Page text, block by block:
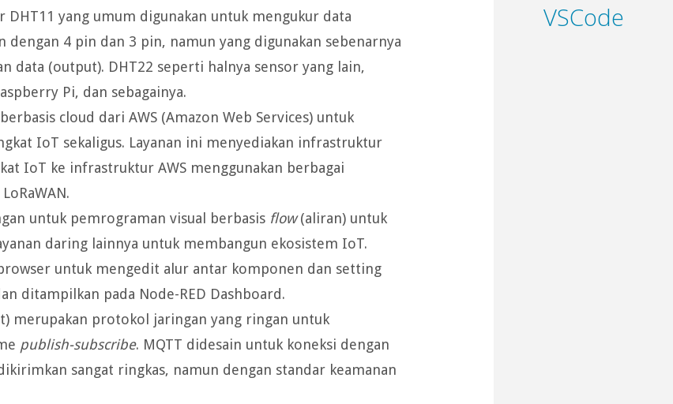
yang umum digunakan untuk mengukur data
4 pin dan 3 pin, namun yang digunakan sebenarnya
data (output). DHT22 seperti halnya sensor yang lain,
Pi, dan sebagainya.
cloud dari AWS (Amazon Web Services) untuk
IoT sekaligus. Layanan ini menyediakan infrastruktur
IoT ke infrastruktur AWS menggunakan berbagai
untuk pemrograman visual berbasis flow(aliran) untuk
daring lainnya untuk membangun ekosistem IoT.
untuk mengedit alur antar komponen dan setting
ditampilkan pada Node-RED Dashboard.
merupakan protokol jaringan yang ringan untuk
publish-subscribe. MQTT didesain untuk koneksi dengan
sangat ringkas, namun dengan standar keamanan
VSCode